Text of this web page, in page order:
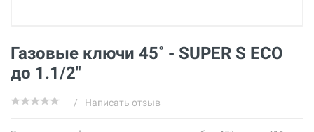
Газовые ключи 45˚ - SUPER S ECO
до 1.1/2"
/ Написать отзыв